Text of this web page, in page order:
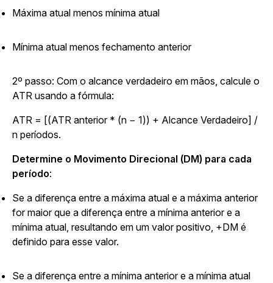
Máxima atual menos mínima atual
Mínima atual menos fechamento anterior
2º passo: Com o alcance verdadeiro em mãos, calcule o
ATR usando a fórmula:
ATR = [(ATR anterior * (n − 1)) + Alcance Verdadeiro] /
n períodos.
Determine o Movimento Direcional (DM) para cada
período:
Se a diferença entre a máxima atual e a máxima anterior
for maior que a diferença entre a mínima anterior e a
mínima atual, resultando em um valor positivo, +DM é
definido para esse valor.
Se a diferença entre a mínima anterior e a mínima atual